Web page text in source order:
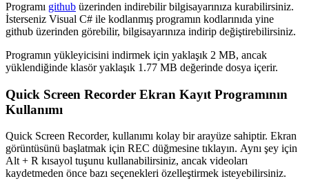
Programı github üzerinden indirebilir bilgisayarınıza kurabilirsiniz.
İsterseniz Visual C# ile kodlanmış programın kodlarınıda yine
github üzerinden görebilir, bilgisayarınıza indirip değiştirebilirsiniz.
Programın yükleyicisini indirmek için yaklaşık 2 MB, ancak
yüklendiğinde klasör yaklaşık 1.77 MB değerinde dosya içerir.
Quick Screen Recorder Ekran Kayıt Programının
Kullanımı
Quick Screen Recorder, kullanımı kolay bir arayüze sahiptir. Ekran
görüntüsünü başlatmak için REC düğmesine tıklayın. Aynı şey için
Alt + R kısayol tuşunu kullanabilirsiniz, ancak videoları
kaydetmeden önce bazı seçenekleri özelleştirmek isteyebilirsiniz.